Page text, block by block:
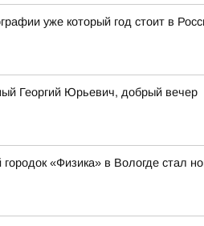
уже который год стоит в
Георгий Юрьевич, добрый вечер
«Физика» в Вологде стал